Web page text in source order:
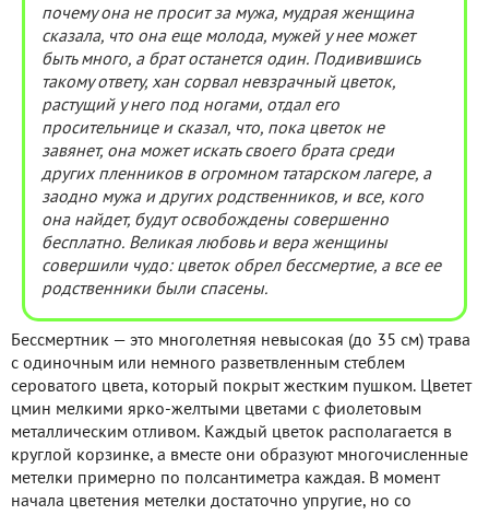
почему она не просит за мужа, мудрая женщина
сказала, что она еще молода, мужей у нее может
быть много, а брат останется один. Подивившись
такому ответу, хан сорвал невзрачный цветок,
растущий у него под ногами, отдал его
просительнице и сказал, что, пока цветок не
завянет, она может искать своего брата среди
других пленников в огромном татарском лагере, а
заодно мужа и других родственников, и все, кого
она найдет, будут освобождены совершенно
бесплатно. Великая любовь и вера женщины
совершили чудо: цветок обрел бессмертие, а все ее
родственники были спасены.
Бессмертник — это многолетняя невысокая (до 35 см) трава
с одиночным или немного разветвленным стеблем
сероватого цвета, который покрыт жестким пушком. Цветет
цмин мелкими ярко-желтыми цветами с фиолетовым
металлическим отливом. Каждый цветок располагается в
круглой корзинке, а вместе они образуют многочисленные
метелки примерно по полсантиметра каждая. В момент
начала цветения метелки достаточно упругие, но со